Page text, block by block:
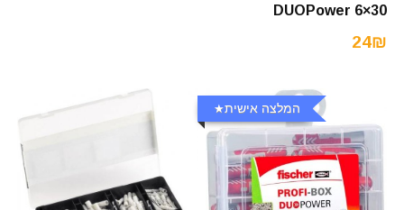
DUOPower 6×30
24₪
המלצה אישית